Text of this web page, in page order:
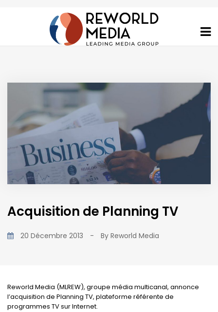
Acquisition de Planning TV
20 Décembre 2013 - By Reworld Media
Reworld Media (MLREW), groupe média multicanal, annonce
l’acquisition de Planning TV, plateforme référente de
programmes TV sur Internet.